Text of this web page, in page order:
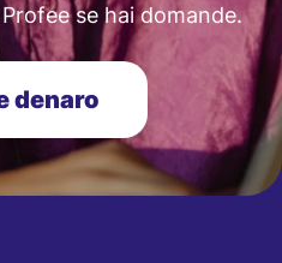
se hai domande.
denaro